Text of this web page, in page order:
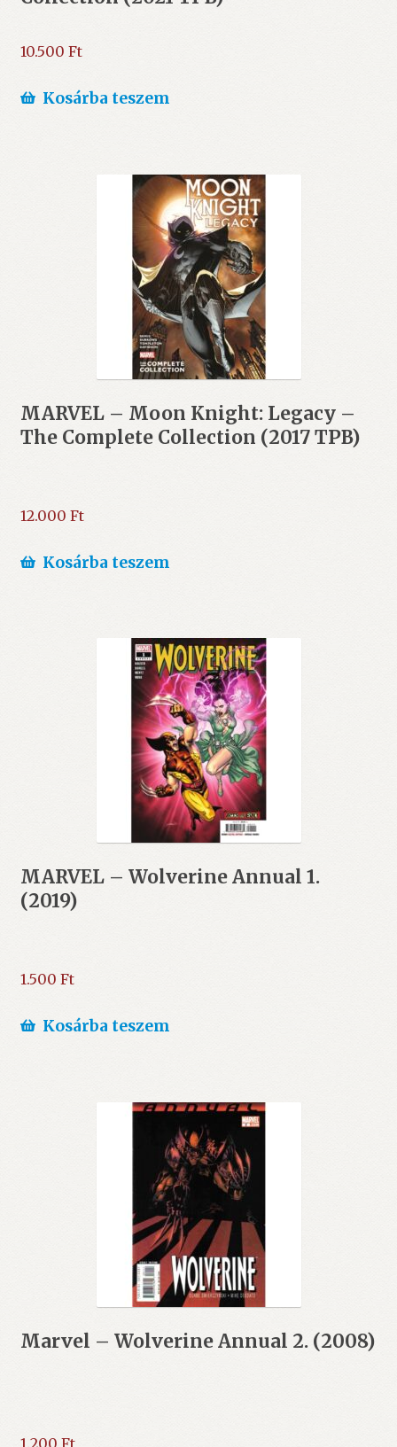
10.500 Ft
Kosárba teszem
MARVEL – Moon Knight: Legacy –
The Complete Collection (2017 TPB)
12.000 Ft
Kosárba teszem
MARVEL – Wolverine Annual 1.
(2019)
1.500 Ft
Kosárba teszem
Marvel – Wolverine Annual 2. (2008)
1.200 Ft